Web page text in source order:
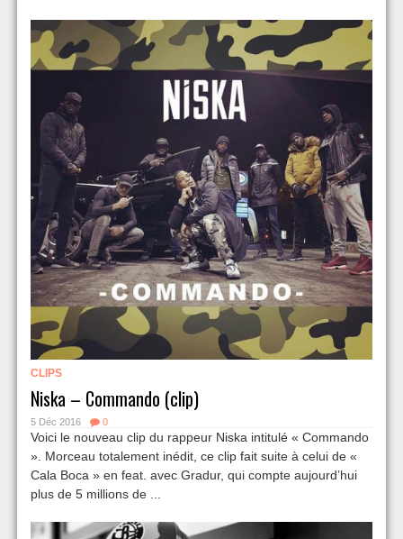
CLIPS
Niska – Commando (clip)
5 Déc 2016 0
Voici le nouveau clip du rappeur Niska intitulé « Commando
». Morceau totalement inédit, ce clip fait suite à celui de «
Cala Boca » en feat. avec Gradur, qui compte aujourd’hui
plus de 5 millions de ...